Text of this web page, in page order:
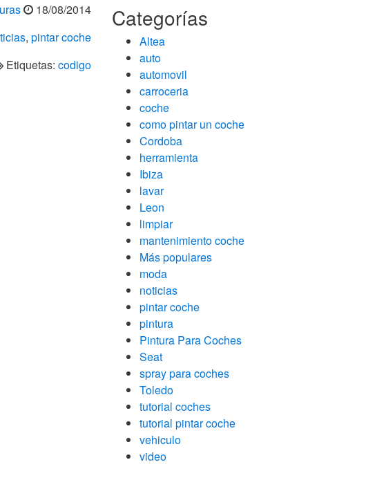
18/08/2014
, pintar coche
Etiquetas: codigo
Categorías
Altea
auto
automovil
carroceria
coche
como pintar un coche
Cordoba
herramienta
Ibiza
lavar
Leon
limpiar
mantenimiento coche
Más populares
moda
noticias
pintar coche
pintura
Pintura Para Coches
Seat
spray para coches
Toledo
tutorial coches
tutorial pintar coche
vehiculo
video